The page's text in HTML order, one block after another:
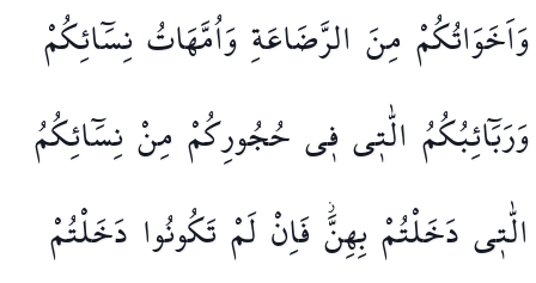
وَاَخَوَاتُكُمْ مِنَ الرَّضَاعَةِوَاُمَّهَاتُنِسَٓائِكُمْ
وَرَبَٓائِبُكُمُ الّٰت۪ي ف۪ي حُجُورِكُمْ مِنْنِسَٓائِكُمُ
الّٰت۪ي دَخَلْتُمْبِهِنَّۘفَاِنْلَمْتَكُونُوا دَخَلْتُمْ